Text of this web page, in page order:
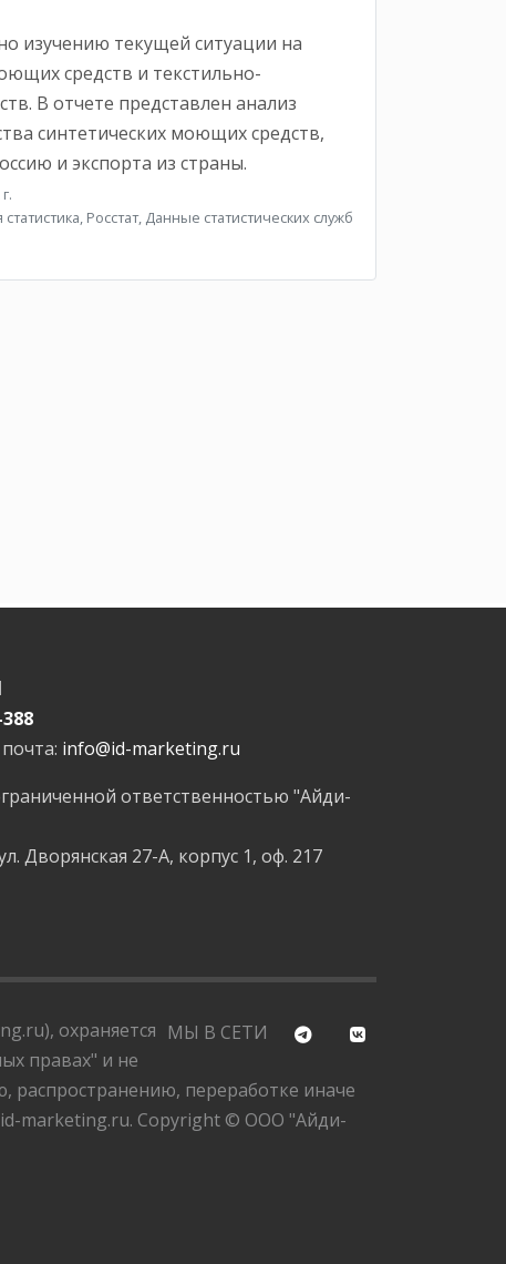
изучению текущей ситуации на
средств и текстильно-
В отчете представлен анализ
синтетических моющих средств,
и экспорта из страны.
Росстат, Данные статистических служб
info@id-marketing.ru
ответственностью "Айди-
Дворянская 27-А, корпус 1, оф. 217
МЫ В СЕТИ
охраняется
правах" и не
переработке иначе
marketing.ru. Copyright © ООО "Айди-